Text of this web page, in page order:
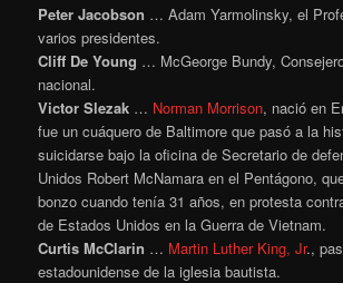
Peter Jacobson … Adam Yarmolinsky, el
varios presidentes.
Cliff De Young … McGeorge Bundy,
nacional.
Victor Slezak … Norman Morrison, nació en
fue un cuáquero de Baltimore que pasó a la
suicidarse bajo la oficina de Secretario de
Unidos Robert McNamara en el Pentágono,
bonzo cuando tenía 31 años, en protesta
de Estados Unidos en la Guerra de Vietnam.
Curtis McClarin … Martin Luther King, Jr.,
estadounidense de la iglesia bautista.